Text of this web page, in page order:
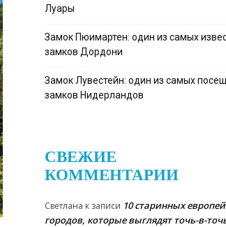
Луары
Замок Пюимартен: один из самых
замков Дордони
Замок Лувестейн: один из самых
замков Нидерландов
СВЕЖИЕ
КОММЕНТАРИИ
Светлана к записи 10 старинных
городов, которые выглядят точь-в-